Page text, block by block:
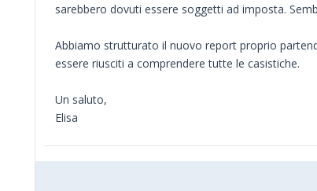
sarebbero dovuti essere soggetti ad imposta.
Abbiamo strutturato il nuovo report proprio
essere riusciti a comprendere tutte le casistiche.
Un saluto,
Elisa